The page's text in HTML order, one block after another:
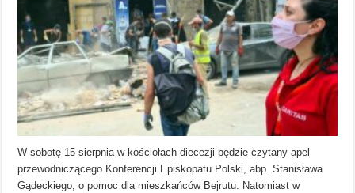
W sobotę 15 sierpnia w kościołach diecezji będzie czytany apel
przewodniczącego Konferencji Episkopatu Polski, abp. Stanisława
Gądeckiego, o pomoc dla mieszkańców Bejrutu. Natomiast w